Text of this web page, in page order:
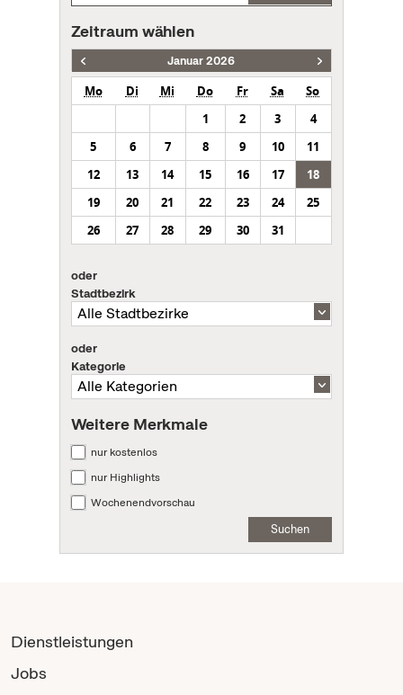
Zeitraum wählen
Januar 2026
Mo Di Mi Do Fr Sa
So
1
2 3
4
5
6 7 8 9 10
11
12
13 14 15 16 17
18
19
20 21 22 23 24
25
26
27 28 29 30 31
oder
Stadtbezirk
oder
Kategorie
Weitere Merkmale
nur kostenlos
nur Highlights
Wochenendvorschau
Suchen
Dienstleistungen
Jobs